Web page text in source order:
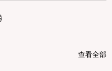
查看全部